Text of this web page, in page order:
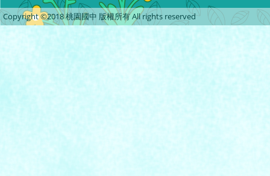
Copyright ©2018 桃園國中 版權所有 All rights reserved